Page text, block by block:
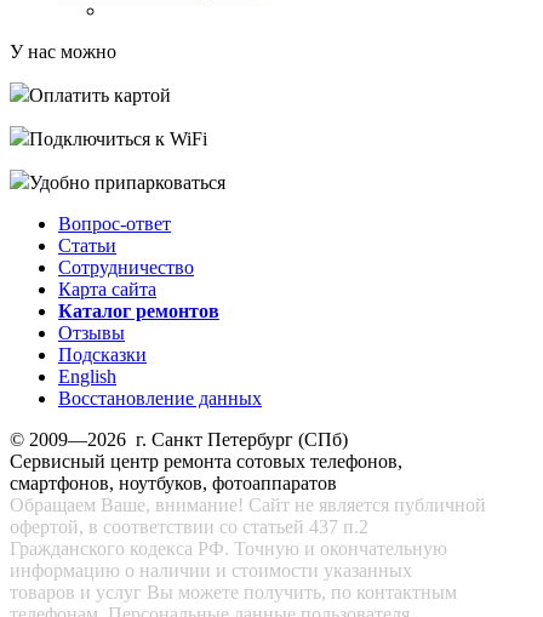
У нас можно
Оплатить картой
Подключиться к WiFi
Удобно припарковаться
Вопрос-ответ
Статьи
Сотрудничество
Карта сайта
Каталог ремонтов
Отзывы
Подсказки
English
Восстановление данных
© 2009—2026 г. Санкт Петербург (СПб)
Сервисный центр ремонта сотовых телефонов,
смартфонов, ноутбуков, фотоаппаратов
Обращаем Ваше, внимание! Сайт не является публичной
офертой, в соответствии со статьей 437 п.2
Гражданского кодекса РФ. Точную и окончательную
информацию о наличии и стоимости указанных
товаров и услуг Вы можете получить, по контактным